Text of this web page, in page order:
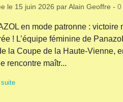
le 15 juin 2026 parAlain Geoffre - 0
en mode patronne :
! L’équipe féminine de
la Coupe de la Haute‑Vienne,
rencontre maîtr...
suite